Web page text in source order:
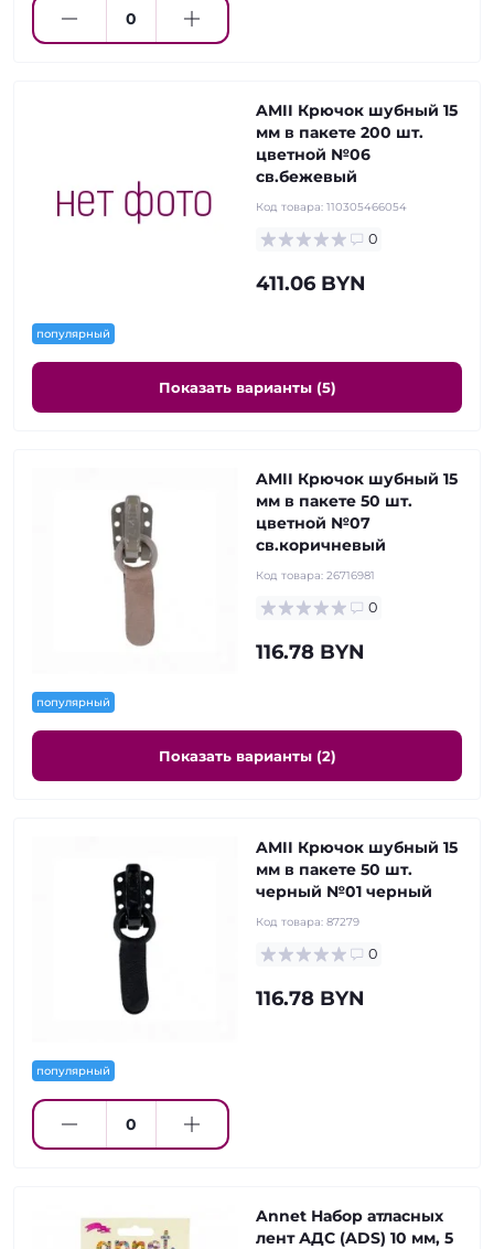
популярный
AMII Крючок шубный 15
мм в пакете 200 шт.
цветной №06
св.бежевый
Код товара: 110305466054
0
411.06 BYN
Показать варианты (5)
популярный
AMII Крючок шубный 15
мм в пакете 50 шт.
цветной №07
св.коричневый
Код товара: 26716981
0
116.78 BYN
Показать варианты (2)
популярный
AMII Крючок шубный 15
мм в пакете 50 шт.
черный №01 черный
Код товара: 87279
0
116.78 BYN
Annet Набор атласных
лент АДС (ADS) 10 мм, 5